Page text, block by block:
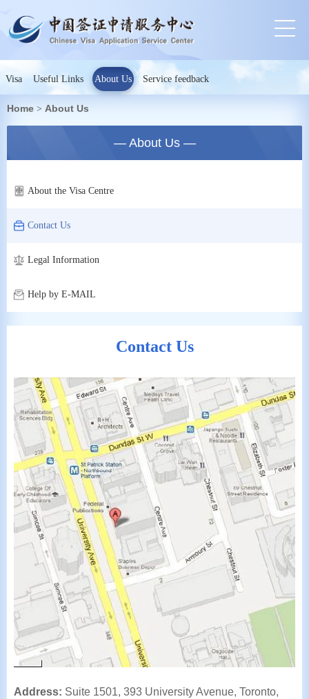
Visa Useful Links About Us Service feedback
Home > About Us
— About Us —
About the Visa Centre
Contact Us
Legal Information
Help by E-MAIL
Contact Us
Address: Suite 1501, 393 University Avenue, Toronto,